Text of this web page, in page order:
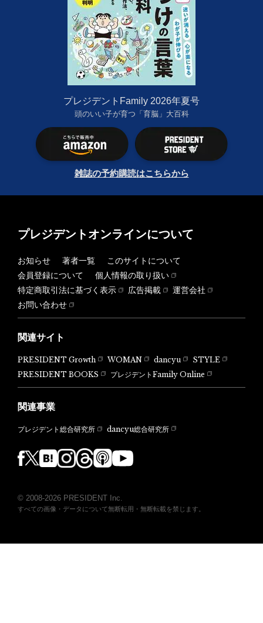
プレジデントFamily 2026年夏号
頭のいい子が育つ「育脳」大百科
雑誌の予約購読はこちらから
プレジデントオンラインについて
お知らせ 著者一覧
このサイトについて
会員登録について
個人情報の取り扱い
特定商取引法に基づく表示
広告掲載
運営会社
お問い合わせ
関連サイト
PRESIDENT Growth WOMAN dancyu
STYLE
PRESIDENT BOOKS
プレジデントFamily Online
関連事業
プレジデント総合研究所 dancyu総合研究所
© 2008-2026 PRESIDENT Inc.
すべての画像・データについて無断転用・無断転載を禁じます。